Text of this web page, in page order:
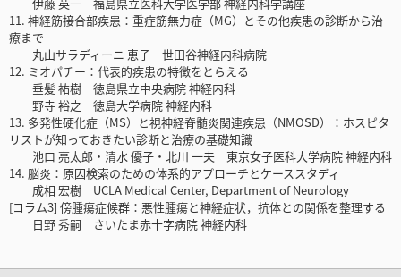
11. 神経筋接合部疾患：重症筋無力症（MG）とその他疾患の診断から治
療まで
丸山サラディーニ 恵子 世田谷神経内科病院
12. ミオパチー：代表的疾患の特徴をとらえる
垂髪 祐樹 徳島県立中央病院 神経内科
野寺 裕之 徳島大学病院 神経内科
13. 多発性硬化症（MS）と視神経脊髄炎関連疾患（NMOSD）：ホスピタ
リストが知っておきたい診断と治療の基礎知識
池口 亮太郎・清水 優子・北川 一夫 東京女子医科大学病院 神経内科
14. 脳炎：原因検索のための体系的アプローチとケーススタディ
成相 宏樹 UCLA Medical Center, Department of Neurology
[コラム3] 傍腫瘍症候群：悪性腫瘍と神経症状，抗体との関係を整理する
日野 秀嗣 さいたま赤十字病院 神経内科